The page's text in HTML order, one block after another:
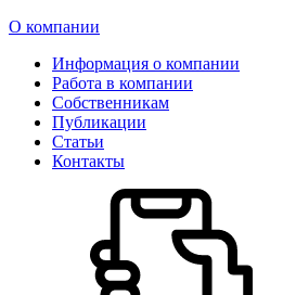
О компании
Информация о компании
Работа в компании
Собственникам
Публикации
Статьи
Контакты